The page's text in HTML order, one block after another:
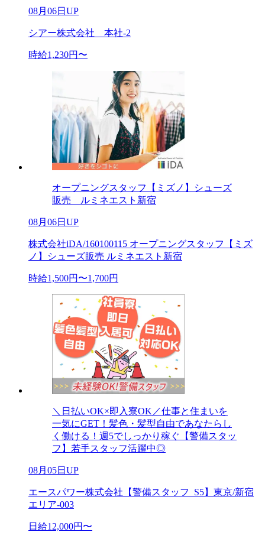
08月06日UP
シアー株式会社 本社-2
時給1,230円〜
オープニングスタッフ【ミズノ】シューズ
販売 ルミネエスト新宿
08月06日UP
株式会社iDA/160100115 オープニングスタッフ【ミズ
ノ】シューズ販売 ルミネエスト新宿
時給1,500円〜1,700円
＼日払いOK×即入寮OK／仕事と住まいを
一気にGET！髪色・髪型自由であなたらし
く働ける！週5でしっかり稼ぐ【警備スタッ
フ】若手スタッフ活躍中◎
08月05日UP
エースパワー株式会社【警備スタッフ_S5】東京/新宿
エリア-003
日給12,000円〜